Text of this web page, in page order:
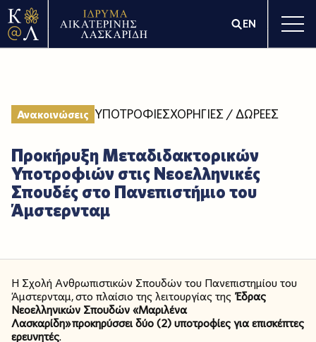
EN
Ανακοινώσεις ΥΠΟΤΡΟΦΙΕΣΧΟΡΗΓΙΕΣ / ΔΩΡΕΕΣ
Προκήρυξη Μεταδιδακτορικών
Υποτροφιών στις Νεοελληνικές
Σπουδές στο Πανεπιστήμιο του
Άμστερνταμ
Η Σχολή Ανθρωπιστικών Σπουδών του Πανεπιστημίου του
Άμστερνταμ, στο πλαίσιο της λειτουργίας τηςΈδρας
Νεοελληνικών Σπουδών «Μαριλένα
Λασκαρίδη»προκηρύσσει δύο (2) υποτροφίες για επισκέπτες
ερευνητές.